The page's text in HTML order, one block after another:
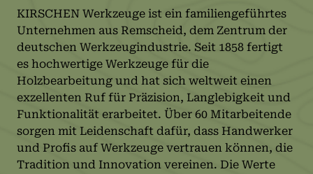
KIRSCHEN Werkzeuge ist ein familiengeführtes
Unternehmen aus Remscheid, dem Zentrum der
deutschen Werkzeugindustrie. Seit 1858 fertigt
es hochwertige Werkzeuge für die
Holzbearbeitung und hat sich weltweit einen
exzellenten Ruf für Präzision, Langlebigkeit und
Funktionalität erarbeitet. Über 60 Mitarbeitende
sorgen mit Leidenschaft dafür, dass Handwerker
und Profis auf Werkzeuge vertrauen können, die
Tradition und Innovation vereinen. Die Werte